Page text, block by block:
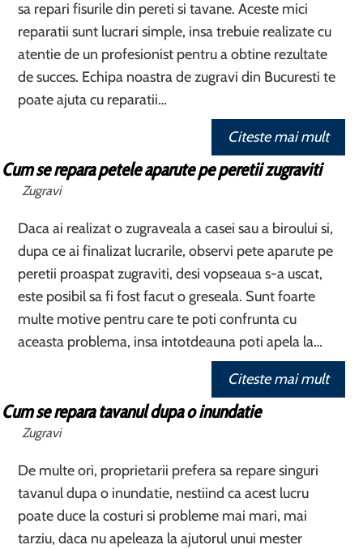
sa repari fisurile din pereti si tavane. Aceste mici
reparatii sunt lucrari simple, insa trebuie realizate cu
atentie de un profesionist pentru a obtine rezultate
de succes. Echipa noastra de zugravi din Bucuresti te
poate ajuta cu reparatii…
Citeste mai mult
Cum se repara petele aparute pe peretii zugraviti
Zugravi
Daca ai realizat o zugraveala a casei sau a biroului si,
dupa ce ai finalizat lucrarile, observi pete aparute pe
peretii proaspat zugraviti, desi vopseaua s-a uscat,
este posibil sa fi fost facut o greseala. Sunt foarte
multe motive pentru care te poti confrunta cu
aceasta problema, insa intotdeauna poti apela la…
Citeste mai mult
Cum se repara tavanul dupa o inundatie
Zugravi
De multe ori, proprietarii prefera sa repare singuri
tavanul dupa o inundatie, nestiind ca acest lucru
poate duce la costuri si probleme mai mari, mai
tarziu, daca nu apeleaza la ajutorul unui mester